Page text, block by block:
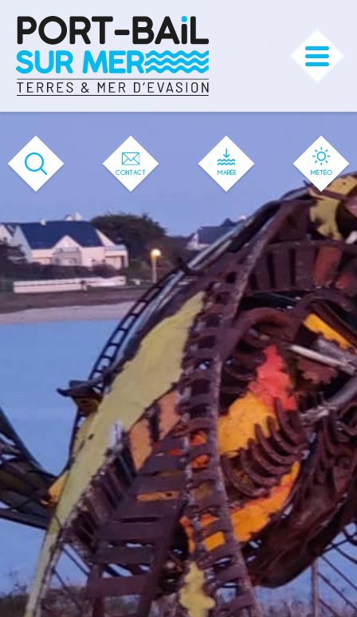
CONTACT MARÉE MÉTÉO